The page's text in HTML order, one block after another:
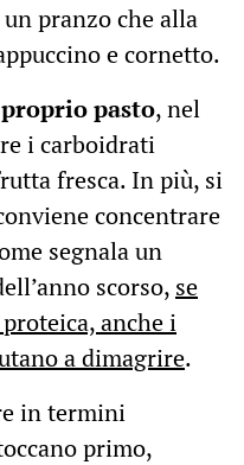
pranzo che alla
e cornetto.
pasto, nel
i carboidrati
fresca. In più, si
concentrare
segnala un
scorso, se
anche i
a dimagrire.
in termini
primo,